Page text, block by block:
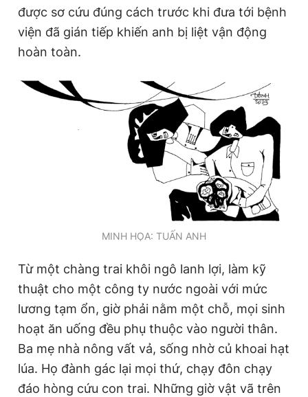
được sơ cứu đúng cách trước khi đưa tới bệnh
viện đã gián tiếp khiến anh bị liệt vận động
hoàn toàn.
MINH HỌA: TUẤN ANH
Từ một chàng trai khôi ngô lanh lợi, làm kỹ
thuật cho một công ty nước ngoài với mức
lương tạm ổn, giờ phải nằm một chỗ, mọi sinh
hoạt ăn uống đều phụ thuộc vào người thân.
Ba mẹ nhà nông vất vả, sống nhờ củ khoai hạt
lúa. Họ đành gác lại mọi thứ, chạy đôn chạy
đáo hòng cứu con trai. Những giờ vật vã trên